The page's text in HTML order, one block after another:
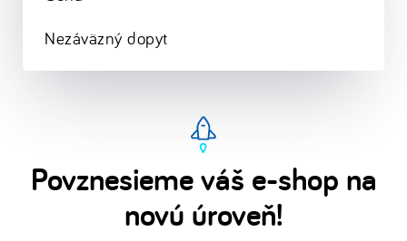
Nezáväzný dopyt
Povznesieme váš e-shop na
novú úroveň!